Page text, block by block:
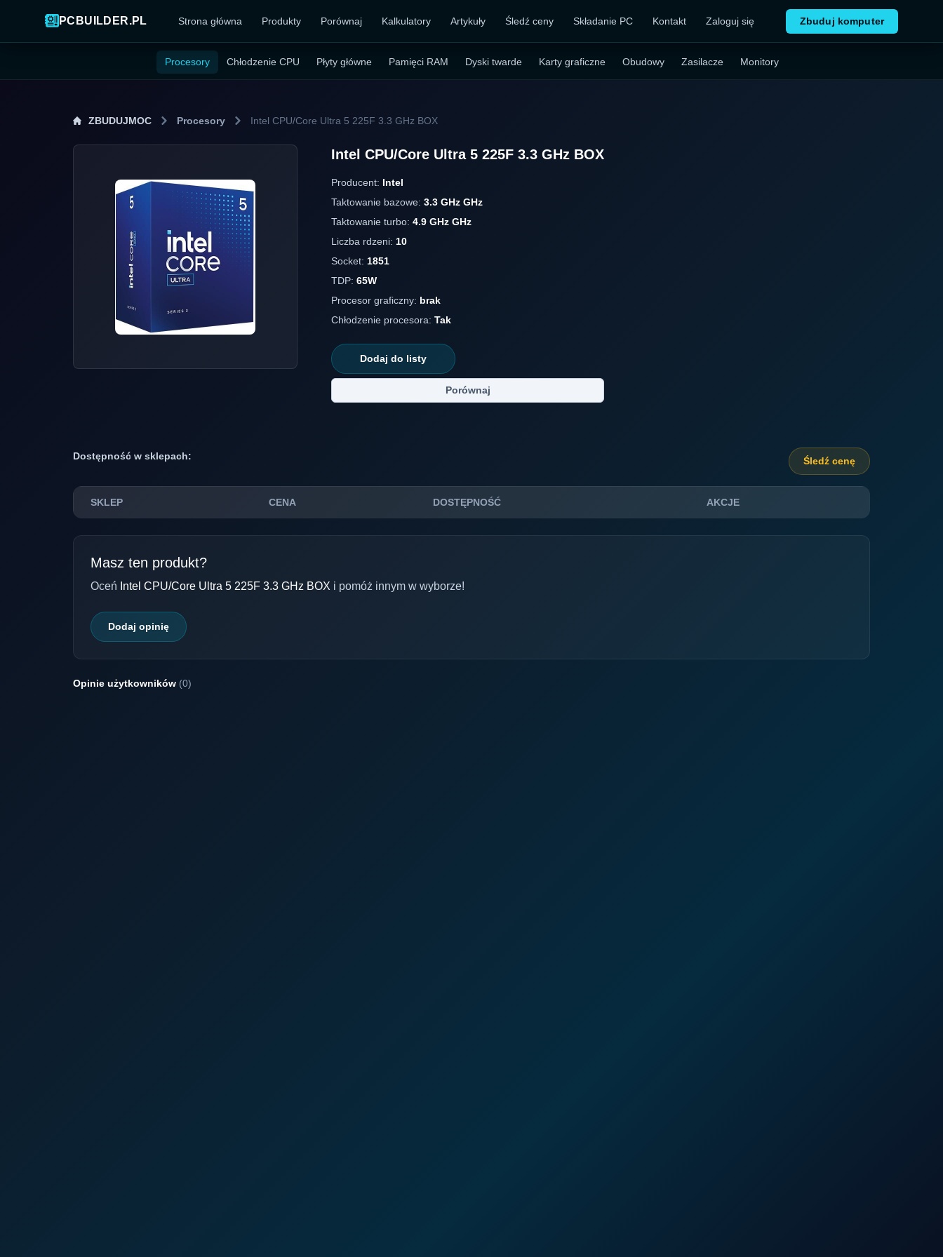
PCBUILDER.PL Strona główna Produkty Porównaj Kalkulatory Artykuły Śledź ceny Składanie PC Kontakt Zaloguj się Zbuduj komputer
Procesory Chłodzenie CPU Płyty główne Pamięci RAM Dyski twarde Karty graficzne Obudowy Zasilacze Monitory
ZBUDUJMOC Procesory Intel CPU/Core Ultra 5 225F 3.3 GHz BOX
Intel CPU/Core Ultra 5 225F 3.3 GHz BOX
Producent: Intel
Taktowanie bazowe: 3.3 GHz GHz
Taktowanie turbo: 4.9 GHz GHz
Liczba rdzeni: 10
Socket: 1851
TDP: 65W
Procesor graficzny: brak
Chłodzenie procesora: Tak
Dodaj do listy
Porównaj
Dostępność w sklepach: Śledź cenę
SKLEP CENA DOSTĘPNOŚĆ AKCJE
Masz ten produkt?
Oceń Intel CPU/Core Ultra 5 225F 3.3 GHz BOX i pomóż innym w wyborze!
Dodaj opinię
Opinie użytkowników (0)